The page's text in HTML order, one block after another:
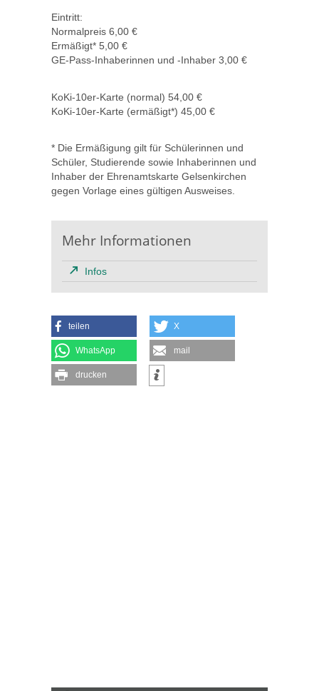
Eintritt:
Normalpreis 6,00 €
Ermäßigt* 5,00 €
GE-Pass-Inhaberinnen und -Inhaber 3,00 €
KoKi-10er-Karte (normal) 54,00 €
KoKi-10er-Karte (ermäßigt*) 45,00 €
* Die Ermäßigung gilt für Schülerinnen und
Schüler, Studierende sowie Inhaberinnen und
Inhaber der Ehrenamtskarte Gelsenkirchen
gegen Vorlage eines gültigen Ausweises.
Mehr Informationen
Infos
teilen X
WhatsApp mail
drucken